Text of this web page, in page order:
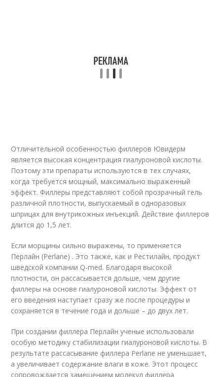
Отличительной особенностью филлеров Ювидерм
является высокая концентрация гиалуроновой кислоты.
Поэтому эти препараты используются в тех случаях,
когда требуется мощный, максимально выраженный
эффект. Филлеры представляют собой прозрачный гель
различной плотности, выпускаемый в одноразовых
шприцах для внутрикожных инъекций. Действие филлеров
длится до 1,5 лет.
Если морщины сильно выражены, то применяется
Перлайн (Perlane) . Это также, как и Рестилайн, продукт
шведской компании Q-med. Благодаря высокой
плотности, он рассасывается дольше, чем другие
филлеры на основе гиалуроновой кислоты. Эффект от
его введения наступает сразу же после процедуры и
сохраняется в течение года и дольше – до двух лет.
При создании филлера Перлайн ученые использовали
особую методику стабилизации гиалуроновой кислоты. В
результате рассасывание филлера Perlane не уменьшает,
а увеличивает содержание влаги в коже. Этот процесс
сопровождается замещением молекул филлера